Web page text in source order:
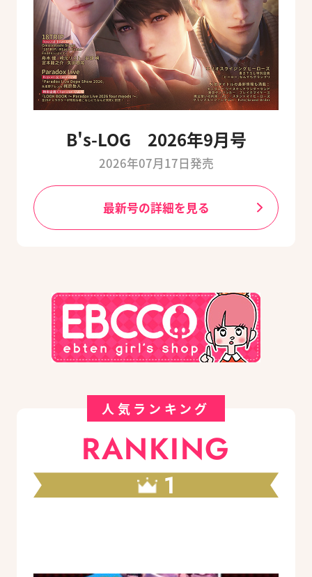
B's-LOG 2026年9月号
2026年07月17日発売
最新号の詳細を見る
人気ランキング
RANKING
1